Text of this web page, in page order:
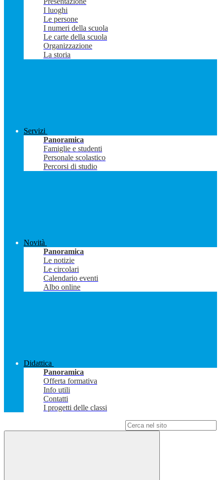
I luoghi
Le persone
I numeri della scuola
Le carte della scuola
Organizzazione
La storia
Servizi
Panoramica
Famiglie e studenti
Personale scolastico
Percorsi di studio
Novità
Panoramica
Le notizie
Le circolari
Calendario eventi
Albo online
Didattica
Panoramica
Offerta formativa
Info utili
Contatti
I progetti delle classi